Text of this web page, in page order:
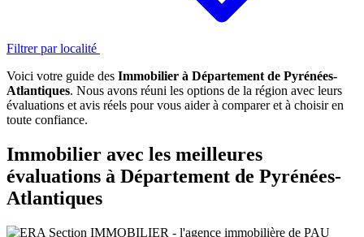
Filtrer par localité
Voici votre guide des Immobilier à Département de Pyrénées-
Atlantiques. Nous avons réuni les options de la région avec leurs
évaluations et avis réels pour vous aider à comparer et à choisir en
toute confiance.
Immobilier avec les meilleures
évaluations à Département de Pyrénées-
Atlantiques